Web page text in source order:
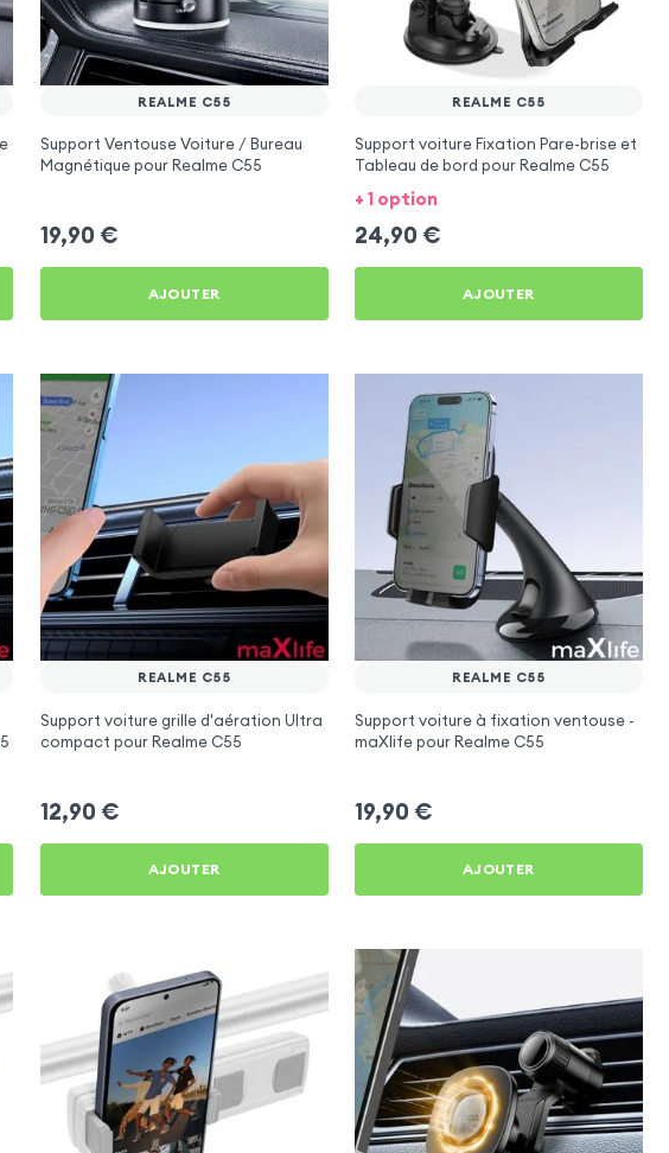
REALME C55
Support Ventouse Voiture / Bureau
Magnétique pour Realme C55
19,90 €
AJOUTER
REALME C55
Support voiture Fixation Pare-brise et
Tableau de bord pour Realme C55
+ 1 option
24,90 €
AJOUTER
REALME C55
Support voiture grille d'aération Ultra
compact pour Realme C55
12,90 €
AJOUTER
REALME C55
Support voiture à fixation ventouse -
maXlife pour Realme C55
19,90 €
AJOUTER